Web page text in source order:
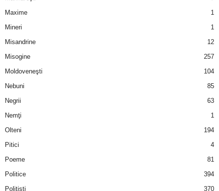
Maxime
1
Mineri
1
Misandrine
12
Misogine
257
Moldoveneşti
104
Nebuni
85
Negrii
63
Nemţi
1
Olteni
194
Pitici
4
Poeme
81
Politice
394
Poliţişti
370